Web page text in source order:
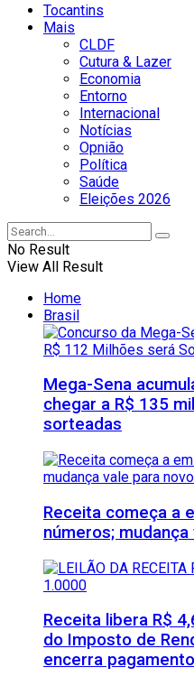
Tocantins
Mais
CLDF
Cutura & Lazer
Economia
Entorno
Internacional
Notícias
Opnião
Política
Saúde
Eleições 2026
No Result
View All Result
Home
Brasil
Mega-Sena
chegar a R$ 135
sorteadas
Receita começa a
números;
Receita libera R$
do Imposto de
encerra